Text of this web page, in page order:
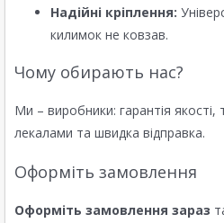
Надійні кріплення:
килимок не ковзав.
Чому обирають нас?
Ми – виробники: гарантія
лекалами та швидка відправка.
Оформіть замовлення
Оформіть замовлення зараз